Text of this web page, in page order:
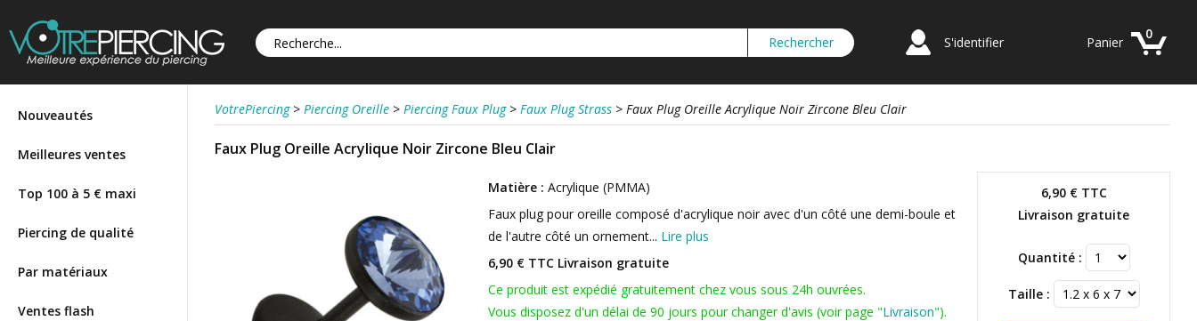
S'identifier
0
Panier
Nouveautés
Meilleures ventes
Top 100 à 5 € maxi
Piercing de qualité
Par matériaux
Ventes flash
VotrePiercing > Piercing Oreille > Piercing Faux Plug > Faux Plug Strass > Faux Plug Oreille Acrylique Noir Zircone Bleu Clair
Faux Plug Oreille Acrylique Noir Zircone Bleu Clair
6,90 €TTC
Livraison gratuite
Quantité :
Taille :
Matière : Acrylique (PMMA)
Faux plug pour oreille composé d'acrylique noir avec d'un côté une demi-boule et
de l'autre côté un ornement... Lire plus
6,90 € TTC Livraison gratuite
Ce produit est expédié gratuitement chez vous sous 24h ouvrées.
Vous disposez d'un délai de 90 jours pour changer d'avis (voir page "Livraison").